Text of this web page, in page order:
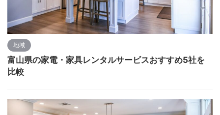
地域
富山県の家電・家具レンタルサービスおすすめ5社を
比較